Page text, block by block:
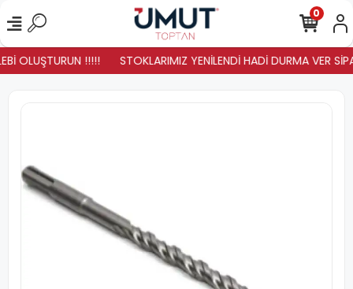
OLUŞTURUN !!!!! STOKLARIMIZ YENİLENDİ HADİ DURMA VER
0